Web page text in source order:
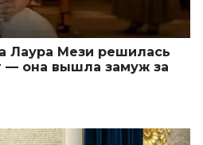
Лаура Мези решилась
— она вышла замуж за